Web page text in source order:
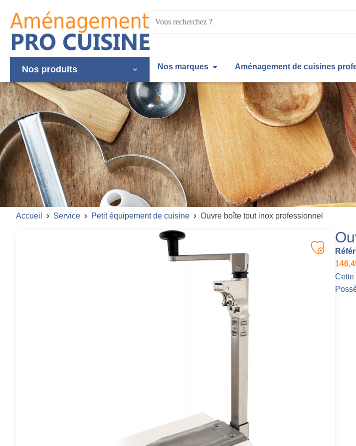
Nos produits Nos marques Aménagement de cuisines
Accueil Service Petit équipement de cuisine Ouvre boîte tout inox professionnel
Cette